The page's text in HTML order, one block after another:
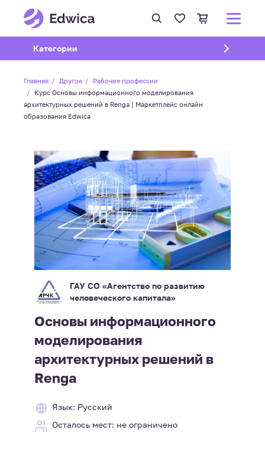
Открыть подменю
Категории
Главная Другое
Рабочие профессии
Курс Основы информационного моделирования
архитектурных решений в Renga | Маркетплейс онлайн
образования Edwica
ГАУ СО «Агентство по развитию
человеческого капитала»
Основы информационного
моделирования
архитектурных решений в
Renga
Язык: Русский
Осталось мест: не ограничено